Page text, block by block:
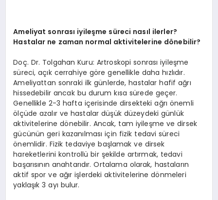
Ameliyat sonrası iyileşme süreci nasıl ilerler?
Hastalar ne zaman normal aktivitelerine dönebilir?
Doç. Dr. Tolgahan Kuru: Artroskopi sonrası iyileşme
süreci, açık cerrahiye göre genellikle daha hızlıdır.
Ameliyattan sonraki ilk günlerde, hastalar hafif ağrı
hissedebilir ancak bu durum kısa sürede geçer.
Genellikle 2-3 hafta içerisinde dirsekteki ağrı önemli
ölçüde azalır ve hastalar düşük düzeydeki günlük
aktivitelerine dönebilir. Ancak, tam iyileşme ve dirsek
gücünün geri kazanılması için fizik tedavi süreci
önemlidir. Fizik tedaviye başlamak ve dirsek
hareketlerini kontrollü bir şekilde artırmak, tedavi
başarısının anahtarıdır. Ortalama olarak, hastaların
aktif spor ve ağır işlerdeki aktivitelerine dönmeleri
yaklaşık 3 ayı bulur.